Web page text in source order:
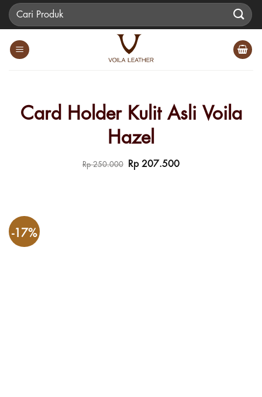
SkipPencarian
untuk:
Card Holder Kulit Asli Voila
Hazel
Rp250.000
Harga
aslinya
Rp207.500Harga
-17%